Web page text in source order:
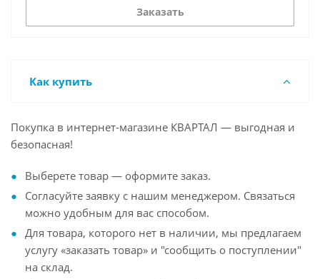
Заказать
Как купить
Покупка в интернет-магазине КВАРТАЛ — выгодная и
безопасная!
Выберете товар — оформите заказ.
Согласуйте заявку с нашим менеджером. Связаться
можно удобным для вас способом.
Для товара, которого нет в наличии, мы предлагаем
услугу «заказать товар» и "сообщить о поступлении"
на склад.